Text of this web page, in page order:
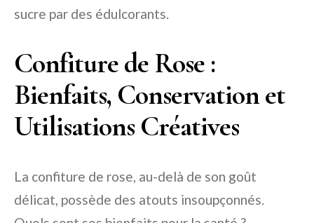
sucre par des édulcorants.
Confiture de Rose :
Bienfaits, Conservation et
Utilisations Créatives
La confiture de rose, au-delà de son goût
délicat, possède des atouts insoupçonnés.